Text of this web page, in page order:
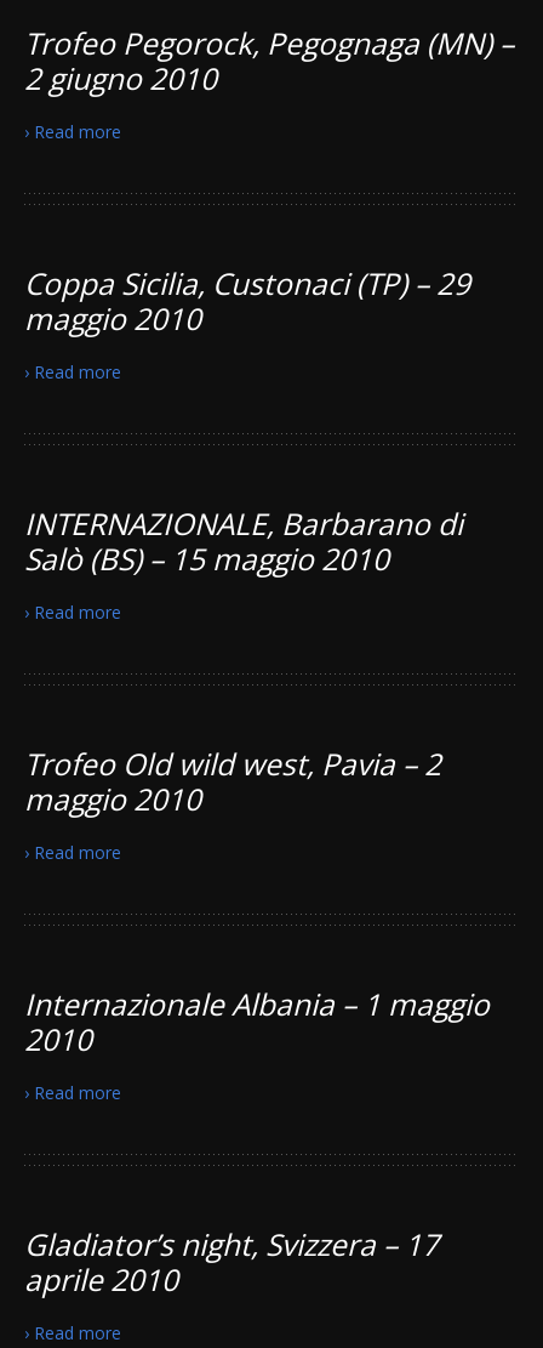
Trofeo Pegorock, Pegognaga (MN) –
2 giugno 2010
› Read more
Coppa Sicilia, Custonaci (TP) – 29
maggio 2010
› Read more
INTERNAZIONALE, Barbarano di
Salò (BS) – 15 maggio 2010
› Read more
Trofeo Old wild west, Pavia – 2
maggio 2010
› Read more
Internazionale Albania – 1 maggio
2010
› Read more
Gladiator’s night, Svizzera – 17
aprile 2010
› Read more